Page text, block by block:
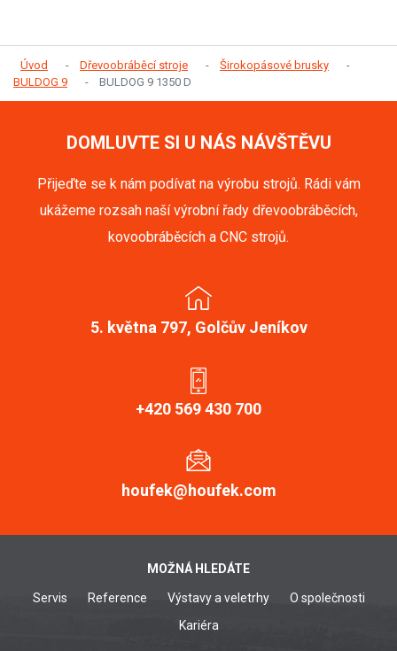
Úvod Dřevoobráběcí stroje
Širokopásové brusky
BULDOG 9
BULDOG 9 1350 D
DOMLUVTE SI U NÁS NÁVŠTĚVU
Přijeďte se k nám podívat na výrobu strojů. Rádi vám
ukážeme rozsah naší výrobní řady dřevoobráběcích,
kovoobráběcích a CNC strojů.
5. května 797, Golčův Jeníkov
+420 569 430 700
houfek@houfek.com
MOŽNÁ HLEDÁTE
Servis Reference Výstavy a veletrhy
O společnosti
Kariéra